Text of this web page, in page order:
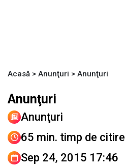
Acasă > Anunţuri > Anunţuri
Anunţuri
Anunţuri
65 min. timp de citire
Sep 24, 2015 17:46